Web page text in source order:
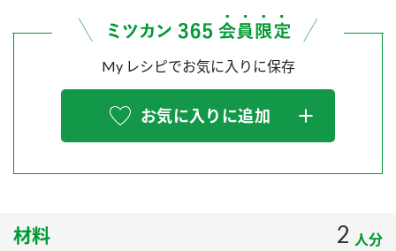
炊き込みご飯の素 米飯用調味液
PIN印
スペシャルサイト
お酢を知ろう！
ぽん酢サワー
ZENB initiative
MIM（ミツカンミュージアム）
各部門が大切にしていること
販売終了製品のご案内
よくあるご質問
地図から取り扱い店舗を探す
My レシピでお気に入りに保存
お気に入りに追加
材料 2 人分